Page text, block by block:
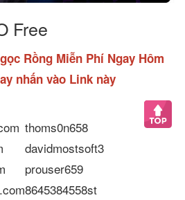
Free
Rồng Miễn Phí Ngay Hôm
nhấn vào Link này
thoms0n658
davidmostsoft3
prouser659
8645384558st